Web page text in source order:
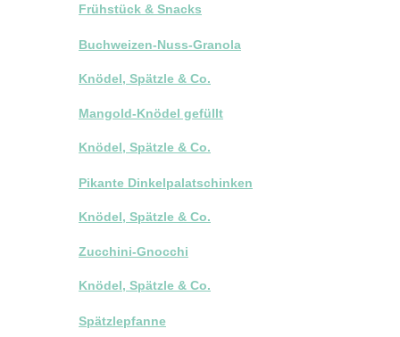
Frühstück & Snacks
Buchweizen-Nuss-Granola
Knödel, Spätzle & Co.
Mangold-Knödel gefüllt
Knödel, Spätzle & Co.
Pikante Dinkelpalatschinken
Knödel, Spätzle & Co.
Zucchini-Gnocchi
Knödel, Spätzle & Co.
Spätzlepfanne